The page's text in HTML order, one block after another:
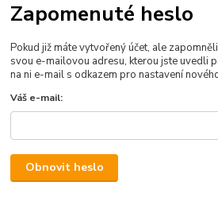
Zapomenuté heslo
Pokud již máte vytvořený účet, ale
svou e-mailovou adresu, kterou jste uvedli
na ni e-mail s odkazem pro nastavení
Váš e-mail:
Obnovit heslo